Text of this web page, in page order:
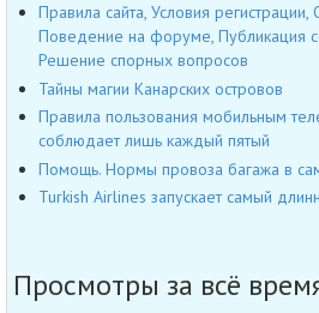
Правила сайта, Условия
Поведение на форуме, Публикация
Решение спорных вопросов
Тайны магии Канарских островов
Правила пользования мобильным
соблюдает лишь каждый пятый
Помощь. Нормы провоза багажа в
Turkish Airlines запускает самый
Просмотры за всё